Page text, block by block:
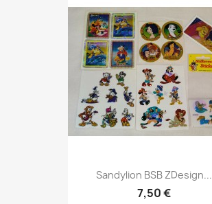
Sandylion BSB ZDesign...
7,50 €